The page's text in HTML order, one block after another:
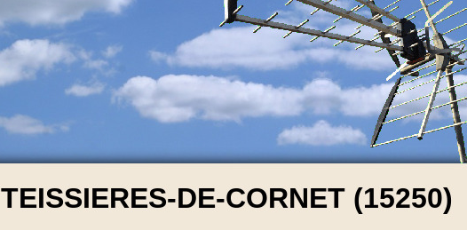
TEISSIERES-DE-CORNET (15250)